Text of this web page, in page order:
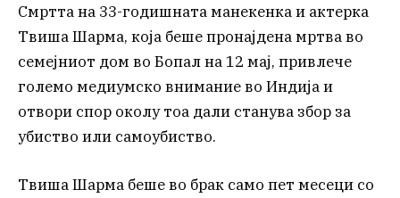
Смртта на 33-годишната манекенка и актерка
Твиша Шарма, која беше пронајдена мртва во
семејниот дом во Бопал на 12 мај, привлече
големо медиумско внимание во Индија и
отвори спор околу тоа дали станува збор за
убиство или самоубиство.
Твиша Шарма беше во брак само пет месеци со